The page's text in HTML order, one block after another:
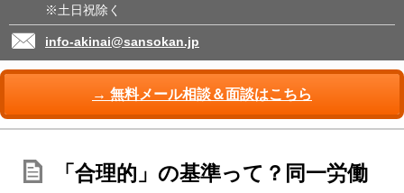
※土日祝除く
info-akinai@sansokan.jp
→ 無料メール相談＆面談はこちら
「合理的」の基準って？同一労働